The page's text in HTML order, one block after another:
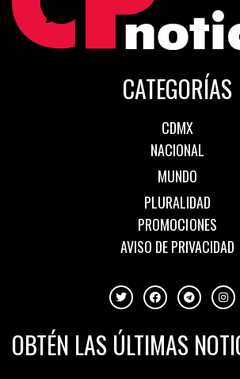
CATEGORÍAS
CDMX
NACIONAL
MUNDO
PLURALIDAD
PROMOCIONES
AVISO DE PRIVACIDAD
OBTÉN LAS ÚLTIMAS